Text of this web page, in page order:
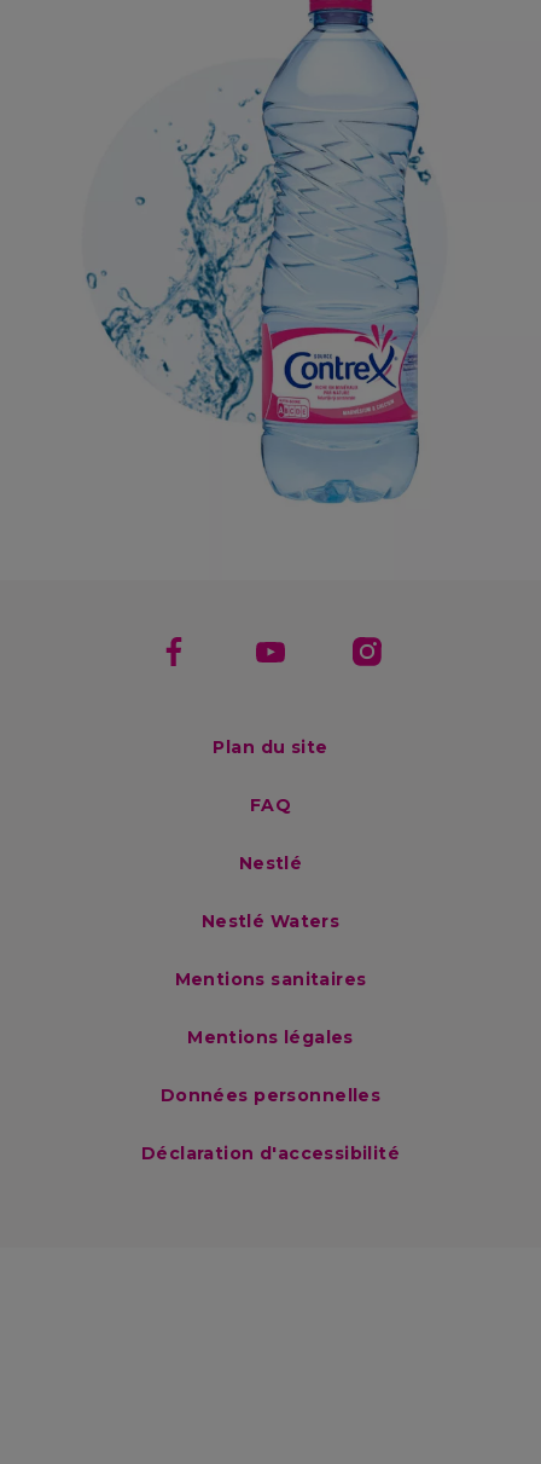
Footer menuPlan du site
FAQ
Nestlé
Nestlé Waters
Mentions sanitaires
Mentions légales
Données personnelles
Déclaration d'accessibilité